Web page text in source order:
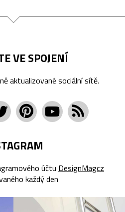
VE SPOJENÍ
aktualizované sociální sítě.
účtu DesignMagcz
každý den